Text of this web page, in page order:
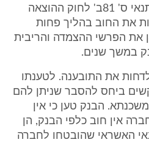
המשכנתא אינה עומדת בתנאי ס' 81ב' לחוק ההוצאה
את החוב בהליך פחות
את הפרשי ההצמדה והריבית
במשך שנים.
את התובענה. לטענתו
ביחס להסבר שניתן להם
הבנק טען כי אין
אין חוב כלפי הבנק, הן
האשראי שהובטחו לחברה